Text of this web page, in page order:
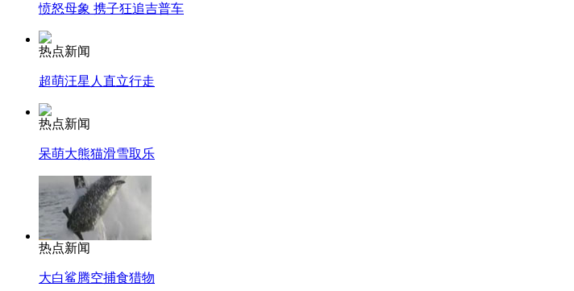
愤怒母象 携子狂追吉普车
热点新闻
超萌汪星人直立行走
热点新闻
呆萌大熊猫滑雪取乐
热点新闻
大白鲨腾空捕食猎物